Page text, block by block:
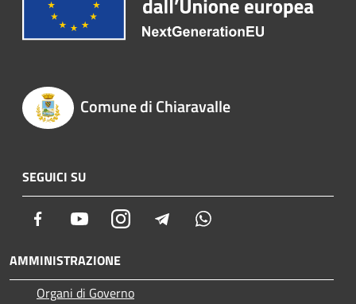
Comune di Chiaravalle
SEGUICI SU
Facebook YoutubeInstagram Telegram
AMMINISTRAZIONE
Organi di Governo